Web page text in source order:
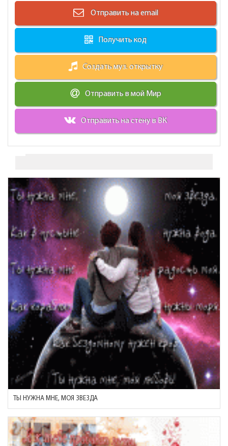
Отправить на email
Получить код
Создать муз. открытку
Отправить в мой Мир
Отправить на стену в ВК
ТЫ НУЖНА МНЕ, МОЯ ЗВЕЗДА